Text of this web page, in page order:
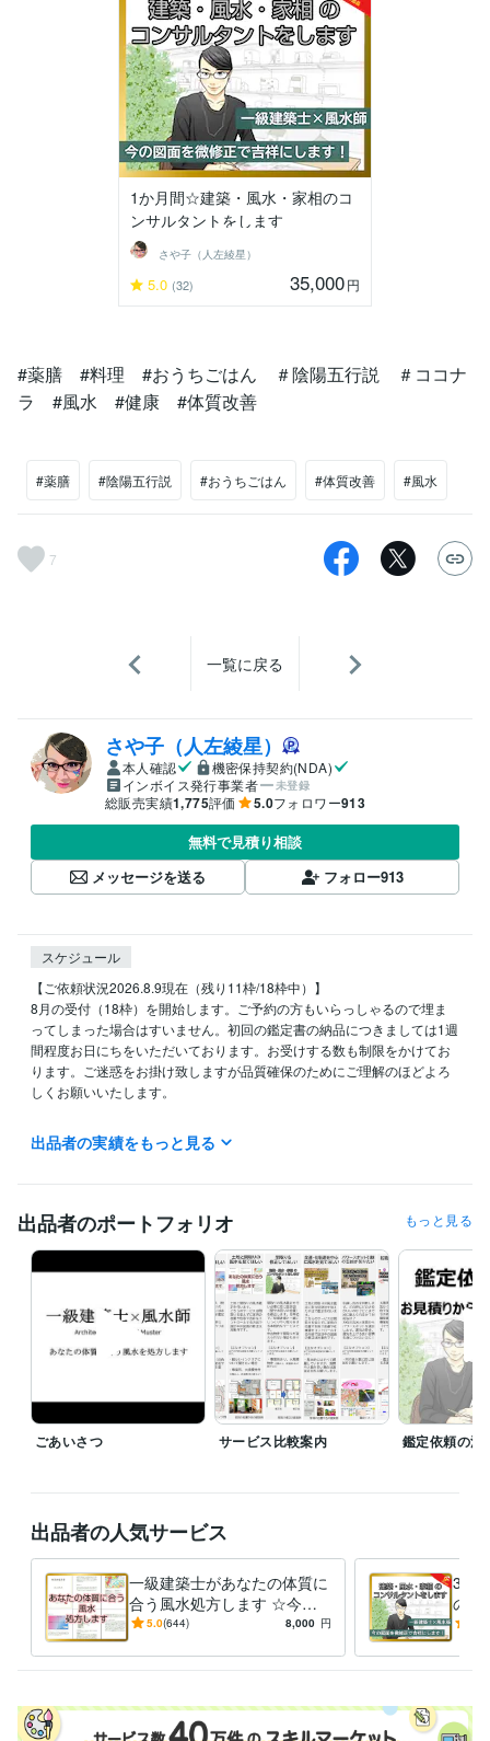
1か月間☆建築・風水・家相のコ
ンサルタントをします
さや子（人左綾星）
5.0 (32) 35,000円
#薬膳 #料理 #おうちごはん ＃陰陽五行説 ＃ココナ
ラ #風水 #健康 #体質改善
#薬膳 #陰陽五行説 #おうちごはん #体質改善 #風水
7
一覧に戻る
さや子（人左綾星）
本人確認
機密保持契約(NDA)
インボイス発行事業者
未登録
総販売実績1,775評価 5.0フォロワー913
無料で見積り相談
メッセージを送る
フォロー913
スケジュール
【ご依頼状況2026.8.9現在（残り11枠/18枠中）】
8月の受付（18枠）を開始します。ご予約の方もいらっしゃるので埋ま
ってしまった場合はすいません。初回の鑑定書の納品につきましては1週
間程度お日にちをいただいております。お受けする数も制限をかけてお
ります。ご迷惑をお掛け致しますが品質確保のためにご理解のほどよろ
しくお願いいたします。
【お休みについて】
８月のお休みは21～23日を予定しています。お盆期間は通常営業で対応
【招待URLをシェアしてポイントGET！】
招待URLをシェアし、お友達が招待URLからココナラの会員登録をし、
初回取引完了したら、会員登録時に1,000円分のポイントをプレゼント。
招待URL：https://coconala.com/invite/S3F0VB
【対応可能時間（年末年始を除く）】
9：00～22：00（平日の日中は対応が遅れがちです）
常時繁忙状態でメッセージの返信が遅れがちですが順次対応しますので
お待ちください。
経験職種
コンサルタント / 経営コンサルタント 経験年数 : 10年
建築・土木・施工管理 / 施工管理・監理 経験年数 : 14年
ライフスタイル・その他 / 占い師
ライフスタイル・その他 / 講師・インストラクター
職歴
東京都内特定行政庁ほか 2007年3月 ~ 2020年2月
開発コンサルタント 2018年3月 ~ 現在
風水学派「綾統学派」
ノベルティカレンダー2023の監修（㈱エクシーズジャパン様） 間取
りと収納力に関するシンポジウム
現代語訳『家相秘伝書』下巻
出品者の実績をもっと見る
出品者のポートフォリオ もっと見る
ごあいさつ サービス比較案内 鑑定依頼の流
出品者の人気サービス
一級建築士があなたの体質に
合う風水処方します ☆今の
間取りのままで運気を上げる
定
5.0(644) 8,000 円
3か
のコ
☆一
ピニ